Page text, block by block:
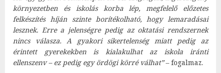
környezetben és iskolás korba lép, megfelelő előzetes
felkészítés híján szinte borítékolható, hogy lemaradásai
lesznek. Erre a jelenségre pedig az oktatási rendszernek
nincs válasza. A gyakori sikertelenség miatt pedig az
érintett gyerekekben is kialakulhat az iskola iránti
ellenszenv – ez pedig egy ördögi körré válhat”– fogalmaz.